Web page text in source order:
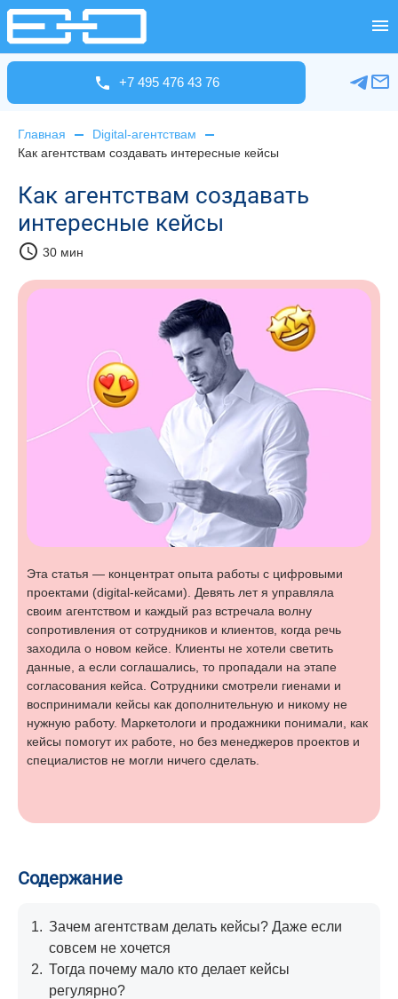
+7 495 476 43 76
Главная
Digital-агентствам
Как агентствам создавать интересные кейсы
Как агентствам создавать
интересные кейсы
schedule 30 мин
Эта статья — концентрат опыта работы с цифровыми
проектами (digital-кейсами). Девять лет я управляла
своим агентством и каждый раз встречала волну
сопротивления от сотрудников и клиентов, когда речь
заходила о новом кейсе. Клиенты не хотели светить
данные, а если соглашались, то пропадали на этапе
согласования кейса. Сотрудники смотрели гиенами и
воспринимали кейсы как дополнительную и никому не
нужную работу. Маркетологи и продажники понимали, как
кейсы помогут их работе, но без менеджеров проектов и
специалистов не могли ничего сделать.
Содержание
1. Зачем агентствам делать кейсы? Даже если
совсем не хочется
2. Тогда почему мало кто делает кейсы
регулярно?